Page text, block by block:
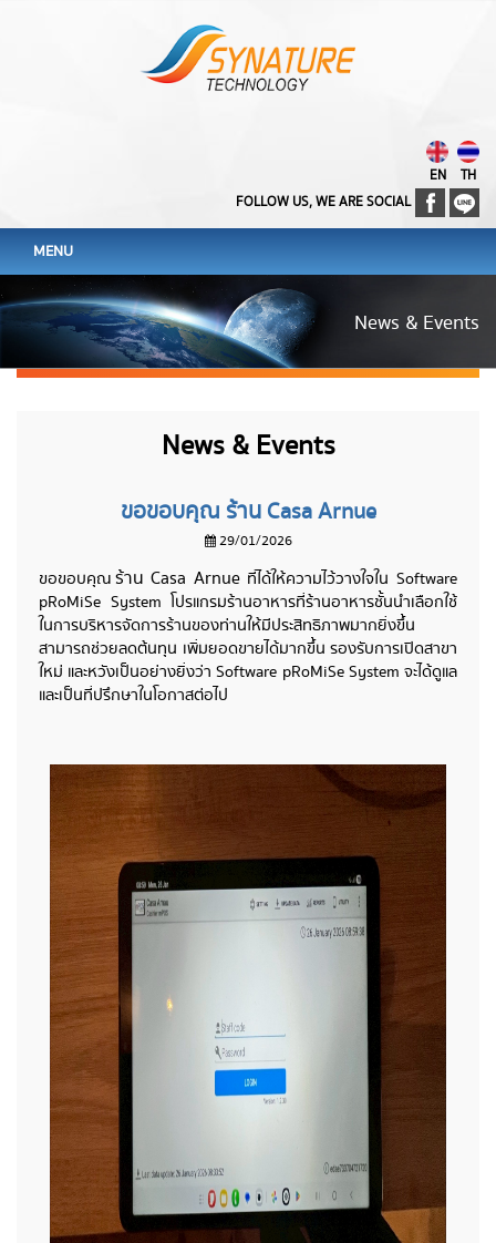
EN
TH
FOLLOW US, WE ARE SOCIAL
MENU
News & Events
News & Events
ขอขอบคุณ ร้าน Casa Arnue
29/01/2026
ขอขอบคุณร้าน Casa Arnue ที่ได้ให้ความไว้วางใจใน Software
pRoMiSe System โปรแกรมร้านอาหารที่ร้านอาหารชั้นนำเลือกใช้
ในการบริหารจัดการร้านของท่านให้มีประสิทธิภาพมากยิ่งขึ้น
สามารถช่วยลดต้นทุน เพิ่มยอดขายได้มากขึ้น รองรับการเปิดสาขา
ใหม่ และหวังเป็นอย่างยิ่งว่า Software pRoMiSe System จะได้ดูแล
และเป็นที่ปรึกษาในโอกาสต่อไป